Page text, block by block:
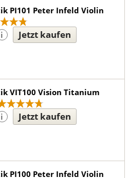
PI101 Peter Infeld Violin
i Jetzt kaufen
VIT100 Vision Titanium
i Jetzt kaufen
PI100 Peter Infeld Violin